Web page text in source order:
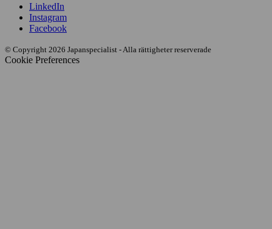
LinkedIn
Instagram
Facebook
© Copyright 2026 Japanspecialist - Alla rättigheter reserverade
Cookie Preferences